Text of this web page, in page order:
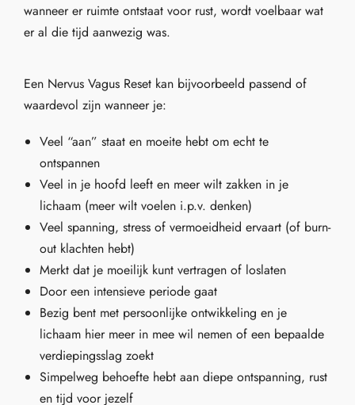
wanneer er ruimte ontstaat voor rust, wordt voelbaar wat
er al die tijd aanwezig was.
Een Nervus Vagus Reset kan bijvoorbeeld passend of
waardevol zijn wanneer je:
Veel “aan” staat en moeite hebt om echt te
ontspannen
Veel in je hoofd leeft en meer wilt zakken in je
lichaam (meer wilt voelen i.p.v. denken)
Veel spanning, stress of vermoeidheid ervaart (of burn-
out klachten hebt)
Merkt dat je moeilijk kunt vertragen of loslaten
Door een intensieve periode gaat
Bezig bent met persoonlijke ontwikkeling en je
lichaam hier meer in mee wil nemen of een bepaalde
verdiepingsslag zoekt
Simpelweg behoefte hebt aan diepe ontspanning, rust
en tijd voor jezelf